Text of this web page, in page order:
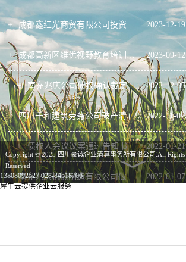
+ 成都鑫红光商贸有限公司投资合同（初稿） 2023-12-19
+ 成都高新区维优视野教育培训学校有限公司破产清算案债权申报资料 2023-09-12
+ 南充兆庆公司债权确认裁定 2022-12-05
+ 四川千和建筑劳务公司破产清算案债权申报资料 2022-11-07
+ 债权人会议议案通过告知书 2022-01-21
+ 南充兆庆机械制造有限公司破产清算案第一次债权人会议资料 2022-01-07
Copyright © 2025 四川豪诚企业清算事务所有限公司.All Rights
Reserved
13808092527028-84518706
犀牛云提供企业云服务